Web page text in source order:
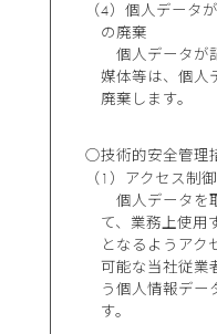
（4）個人データ
の廃棄
個人データが
媒体等は、個人
廃棄します。
○技術的安全管理
（1）アクセス制御
個人データを
て、業務上使用
となるようアク
可能な当社従業
う個人情報デー
す。